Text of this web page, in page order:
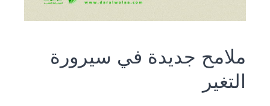
ملامح جديدة في سيرورة
التغير